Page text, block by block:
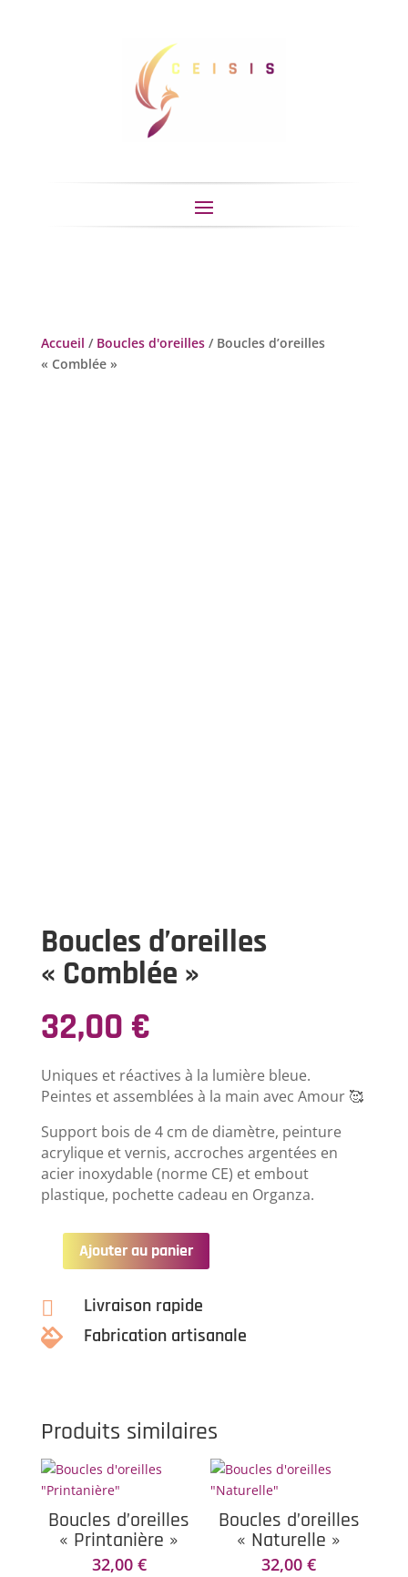
Accueil / Boucles d'oreilles/ Boucles d’oreilles
« Comblée »
Boucles d’oreilles
« Comblée »
32,00 €
Uniques et réactives à la lumière bleue.
Peintes et assemblées à la main avec Amour 🥰
Support bois de 4 cm de diamètre, peinture
acrylique et vernis, accroches argentées en
acier inoxydable (norme CE) et embout
plastique, pochette cadeau en Organza.
quantité
Boucles
d'oreilles
"Comblée"
Ajouter au panier
 Livraison rapide
 Fabrication artisanale
Produits similaires
Boucles d’oreilles
« Printanière »
32,00 €
Boucles d’oreilles
« Naturelle »
32,00€